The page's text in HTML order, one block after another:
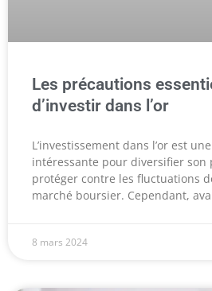
Les précautions
d’investir dans l’or
L’investissement dans l’or est
intéressante pour diversifier son
protéger contre les fluctuations
marché boursier. Cependant,
8 mars 2024